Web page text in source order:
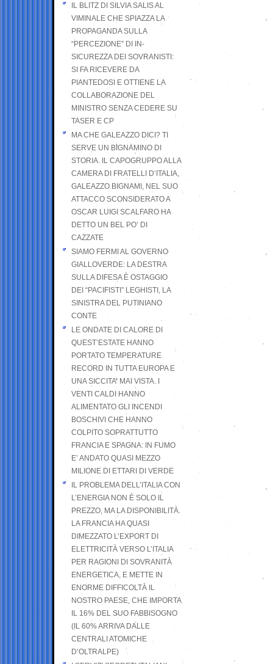
IL BLITZ DI SILVIA SALIS AL
VIMINALE CHE SPIAZZA LA
PROPAGANDA SULLA
“PERCEZIONE” DI IN-
SICUREZZA DEI SOVRANISTI:
SI FA RICEVERE DA
PIANTEDOSI E OTTIENE LA
COLLABORAZIONE DEL
MINISTRO SENZA CEDERE SU
TASER E CP
MA CHE GALEAZZO DICI? TI
SERVE UN BIGNAMINO DI
STORIA. IL CAPOGRUPPO ALLA
CAMERA DI FRATELLI D’ITALIA,
GALEAZZO BIGNAMI, NEL SUO
ATTACCO SCONSIDERATO A
OSCAR LUIGI SCALFARO HA
DETTO UN BEL PO’ DI
CAZZATE
SIAMO FERMI AL GOVERNO
GIALLOVERDE: LA DESTRA
SULLA DIFESA È OSTAGGIO
DEI “PACIFISTI” LEGHISTI, LA
SINISTRA DEL PUTINIANO
CONTE
LE ONDATE DI CALORE DI
QUEST’ESTATE HANNO
PORTATO TEMPERATURE
RECORD IN TUTTA EUROPA E
UNA SICCITA’ MAI VISTA. I
VENTI CALDI HANNO
ALIMENTATO GLI INCENDI
BOSCHIVI CHE HANNO
COLPITO SOPRATTUTTO
FRANCIA E SPAGNA: IN FUMO
E’ ANDATO QUASI MEZZO
MILIONE DI ETTARI DI VERDE
IL PROBLEMA DELL’ITALIA CON
L’ENERGIA NON È SOLO IL
PREZZO, MA LA DISPONIBILITÀ.
LA FRANCIA HA QUASI
DIMEZZATO L’EXPORT DI
ELETTRICITÀ VERSO L’ITALIA
PER RAGIONI DI SOVRANITÀ
ENERGETICA, E METTE IN
ENORME DIFFICOLTÀ IL
NOSTRO PAESE, CHE IMPORTA
IL 16% DEL SUO FABBISOGNO
(IL 60% ARRIVA DALLE
CENTRALI ATOMICHE
D’OLTRALPE)